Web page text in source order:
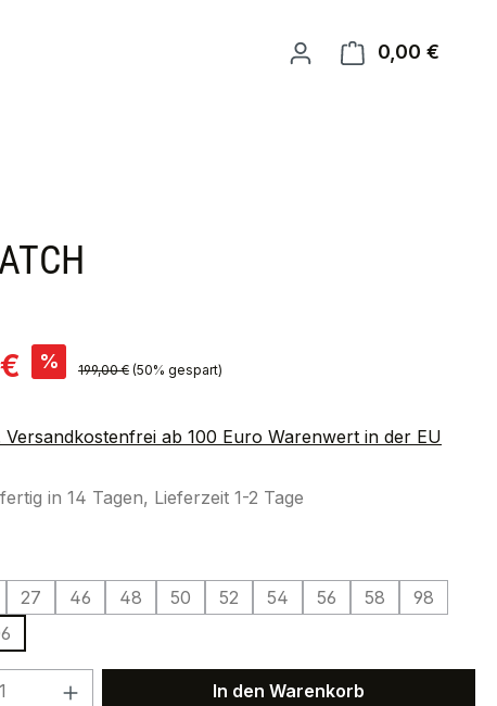
0,00 €
% Regulärer Preis:
199,00 € (50% gespart)
Versandkostenfrei ab 100 Euro Warenwert in der EU
in 14 Tagen, Lieferzeit 1-2 Tage
27 46 48 50 52 54 56 58
98
Anzahl: Gib den gewünschten Wert
In den Warenkorb